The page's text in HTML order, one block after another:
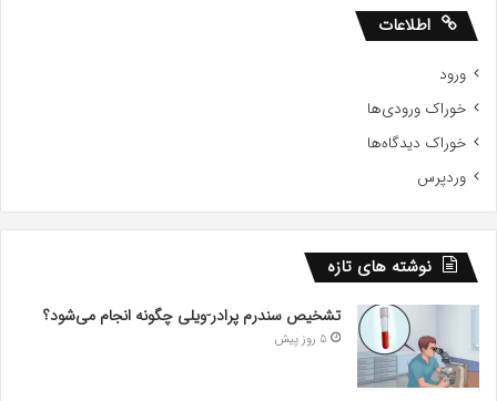
اطلاعات
ورود
خوراک ورودی‌ها
خوراک دیدگاه‌ها
وردپرس
نوشته های تازه
تشخیص سندرم پرادر-ویلی چگونه انجام می‌شود؟
5 روز پیش